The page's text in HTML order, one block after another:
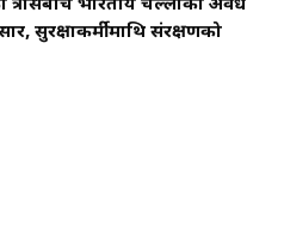
त्रासबीच भारतीय चल्लाको अवैध
सुरक्षाकर्मीमाथि संरक्षणको